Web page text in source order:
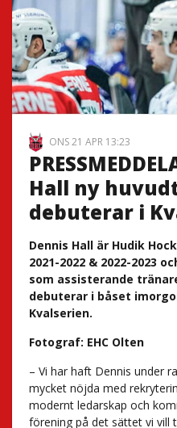
ONS 21 APR 13:23
Hall ny
debuterar i
Dennis Hall är Hudik
2021-2022 & 2022-2023
som assisterande
debuterar i båset
Kvalserien.
Fotograf: EHC Olten
– Vi har haft Dennis under
mycket nöjda med
modernt ledarskap och
förening på det sättet vi vill